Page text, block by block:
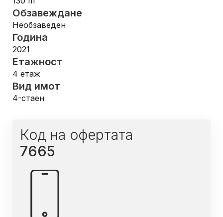
Обзавеждане
Необзаведен
Година
2021
Етажност
4 етаж
Вид имот
4-стаен
Код на офертата
7665